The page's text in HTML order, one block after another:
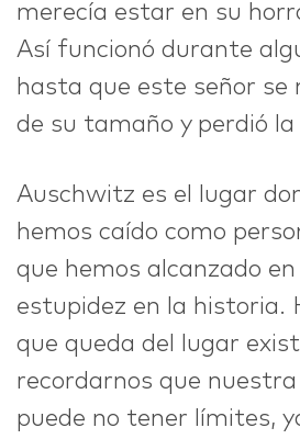
merecía estar en su
Así funcionó durante
hasta que este señor se
de su tamaño y perdió la
Auschwitz es el lugar
hemos caído como
que hemos alcanzado
estupidez en la historia.
que queda del lugar
recordarnos que
puede no tener límites,